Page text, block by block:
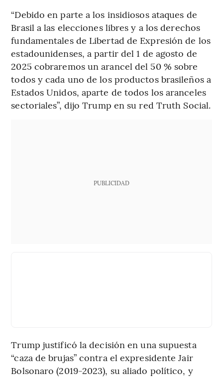
“Debido en parte a los insidiosos ataques de
Brasil a las elecciones libres y a los derechos
fundamentales de Libertad de Expresión de los
estadounidenses, a partir del 1 de agosto de
2025 cobraremos un arancel del 50 % sobre
todos y cada uno de los productos brasileños a
Estados Unidos, aparte de todos los aranceles
sectoriales”, dijo Trump en su red Truth Social.
PUBLICIDAD
Trump justificó la decisión en una supuesta
“caza de brujas” contra el expresidente Jair
Bolsonaro (2019-2023), su aliado político, y